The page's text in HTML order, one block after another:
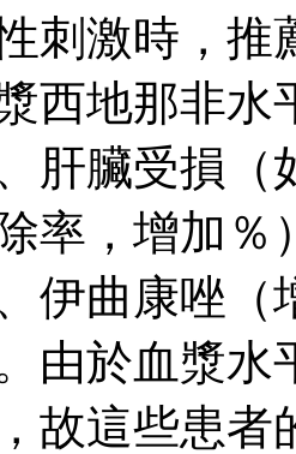
刺激時，
西地那非水
肝臟受損
率，增加％
伊曲康唑（
由於血漿
故這些患者